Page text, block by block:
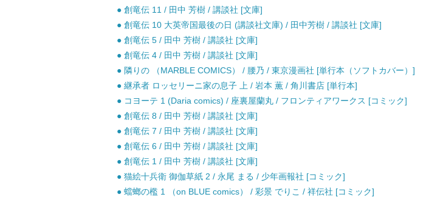
● 創竜伝 11 / 田中 芳樹 / 講談社 [文庫]
● 創竜伝 10 大英帝国最後の日 (講談社文庫) / 田中芳樹 / 講談社 [文庫]
● 創竜伝 5 / 田中 芳樹 / 講談社 [文庫]
● 創竜伝 4 / 田中 芳樹 / 講談社 [文庫]
● 隣りの （MARBLE COMICS） / 腰乃 / 東京漫画社 [単行本（ソフトカバー）]
● 継承者 ロッセリーニ家の息子 上 / 岩本 薫 / 角川書店 [単行本]
● コヨーテ 1 (Daria comics) / 座裏屋蘭丸 / フロンティアワークス [コミック]
● 創竜伝 8 / 田中 芳樹 / 講談社 [文庫]
● 創竜伝 7 / 田中 芳樹 / 講談社 [文庫]
● 創竜伝 6 / 田中 芳樹 / 講談社 [文庫]
● 創竜伝 1 / 田中 芳樹 / 講談社 [文庫]
● 猫絵十兵衛 御伽草紙 2 / 永尾 まる / 少年画報社 [コミック]
● 蟷螂の檻 1 （on BLUE comics） / 彩景 でりこ / 祥伝社 [コミック]